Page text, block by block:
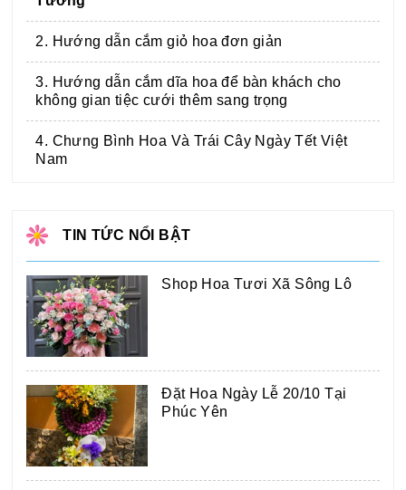
2. Hướng dẫn cắm giỏ hoa đơn giản
3. Hướng dẫn cắm dĩa hoa để bàn khách cho
không gian tiệc cưới thêm sang trọng
4. Chưng Bình Hoa Và Trái Cây Ngày Tết Việt
Nam
TIN TỨC NỔI BẬT
Shop Hoa Tươi Xã Sông Lô
Đặt Hoa Ngày Lễ 20/10 Tại
Phúc Yên